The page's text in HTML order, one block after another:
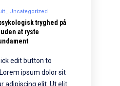
Uncategorized
tryghed på
at ryste
edit button to
ipsum dolor sit
adipiscing elit. Ut elit